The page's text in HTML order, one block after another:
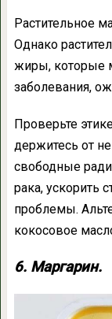
Растительное
Однако
жиры, которые
заболевания,
Проверьте
держитесь от
свободные
рака, ускорить
проблемы.
кокосовое
6. Маргарин.